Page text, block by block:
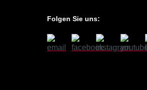
Folgen Sie uns: